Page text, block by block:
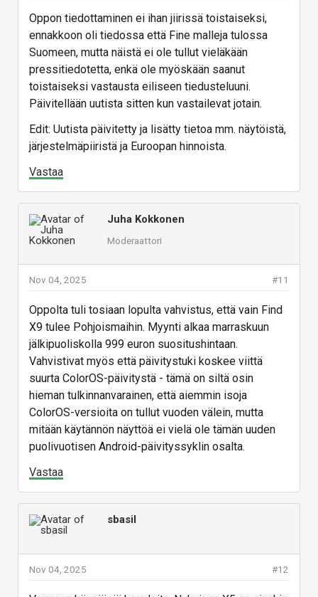
Oppon tiedottaminen ei ihan jiirissä toistaiseksi,
ennakkoon oli tiedossa että Fine malleja tulossa
Suomeen, mutta näistä ei ole tullut vieläkään
pressitiedotetta, enkä ole myöskään saanut
toistaiseksi vastausta eiliseen tiedusteluuni.
Päivitellään uutista sitten kun vastailevat jotain.
Edit: Uutista päivitetty ja lisätty tietoa mm. näytöistä,
järjestelmäpiiristä ja Euroopan hinnoista.
Vastaa
Juha Kokkonen
Moderaattori
#11
Nov 04, 2025
Oppolta tuli tosiaan lopulta vahvistus, että vain Find
X9 tulee Pohjoismaihin. Myynti alkaa marraskuun
jälkipuoliskolla 999 euron suositushintaan.
Vahvistivat myös että päivitystuki koskee viittä
suurta ColorOS-päivitystä - tämä on siltä osin
hieman tulkinnanvarainen, että aiemmin isoja
ColorOS-versioita on tullut vuoden välein, mutta
mitään käytännön näyttöä ei vielä ole tämän uuden
puolivuotisen Android-päivityssyklin osalta.
Vastaa
sbasil
#12
Nov 04, 2025